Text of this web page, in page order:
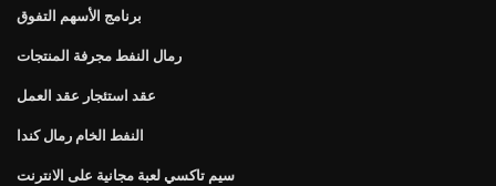
برنامج الأسهم التفوق
رمال النفط مجرفة المنتجات
عقد استئجار عقد العمل
النفط الخام رمال كندا
سيم تاكسي لعبة مجانية على الانترنت